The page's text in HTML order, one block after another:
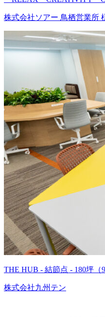
株式会社ソアー 鳥栖営業所
THE HUB - 結節点 - 180坪（
株式会社九州テン